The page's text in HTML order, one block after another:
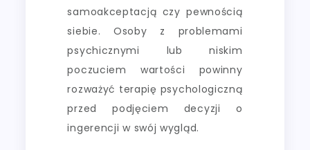
samoakceptacją czy pewnością
siebie. Osoby z problemami
psychicznymi lub niskim
poczuciem wartości powinny
rozważyć terapię psychologiczną
przed podjęciem decyzji o
ingerencji w swój wygląd.